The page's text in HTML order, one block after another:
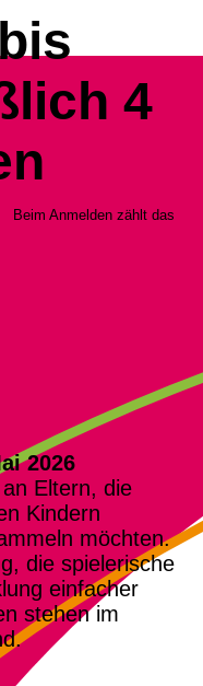
4
zählt das
2026
Eltern, die
Kindern
möchten.
die spielerische
einfacher
stehen im